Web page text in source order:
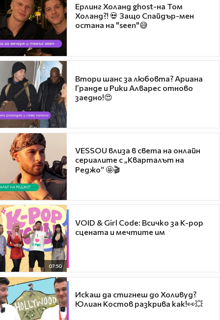
Ерлинг Холанд ghost-на Том
Холанд?! 💀 Защо Спайдър-мен
остана на "seen"😅
Втори шанс за любовта? Ариана
Гранде и Рики Алварес отново
заедно!😍
VESSOU влиза в света на онлайн
сериалите с „Кварталът на
Реджо“ 🤩🎬
07:50
VOID & Girl Code: Всичко за K-pop
сцената и мечтите им
Искаш да стигнеш до Холивуд?
Юлиан Костов разкрива как!👀💥